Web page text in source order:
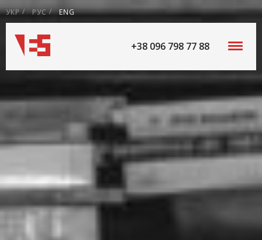
УКР РУС ENG
+38 096 798 77 88